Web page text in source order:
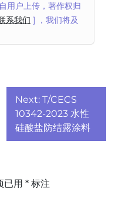
用户上传，著作权归
系我们 ] ，我们将及
Next: T/CECS
10342-2023 水性
硅酸盐防结露涂料
已用 * 标注